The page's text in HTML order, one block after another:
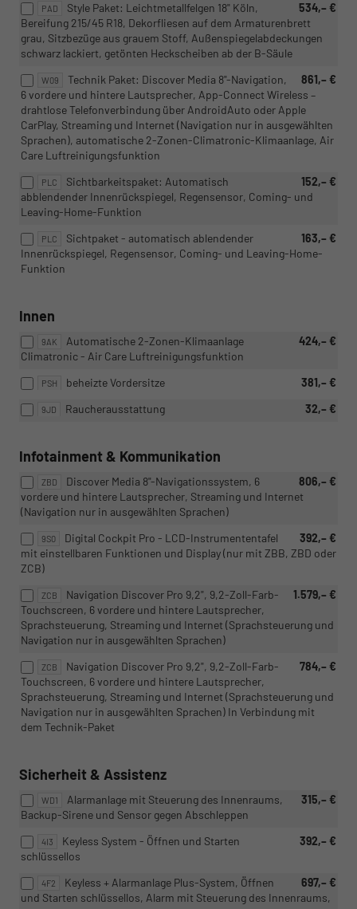
PAD 534,– €
Style Paket: Leichtmetallfelgen 18" Köln,
Bereifung 215/45 R18, Dekorfliesen auf dem Armaturenbrett
grau, Sitzbezüge aus grauem Stoff, Außenspiegelabdeckungen
schwarz lackiert, getönten Heckscheiben ab der B-Säule
W09 861,– €
Technik Paket: Discover Media 8"-Navigation,
6 vordere und hintere Lautsprecher, App-Connect Wireless –
drahtlose Telefonverbindung über AndroidAuto oder Apple
CarPlay, Streaming und Internet (Navigation nur in ausgewählten
Sprachen), automatische 2-Zonen-Climatronic-Klimaanlage, Air
Care Luftreinigungsfunktion
PLC 152,– €
Sichtbarkeitspaket: Automatisch
abblendender Innenrückspiegel, Regensensor, Coming- und
Leaving-Home-Funktion
PLC 163,– €
Sichtpaket - automatisch ablendender
Innenrückspiegel, Regensensor, Coming- und Leaving-Home-
Funktion
Innen
9AK 424,– €
Automatische 2-Zonen-Klimaanlage
Climatronic - Air Care Luftreinigungsfunktion
PSH 381,– €
beheizte Vordersitze
9JD 32,– €
Raucherausstattung
Infotainment & Kommunikation
ZBD 806,– €
Discover Media 8"-Navigationssystem, 6
vordere und hintere Lautsprecher, Streaming und Internet
(Navigation nur in ausgewählten Sprachen)
9S0 392,– €
Digital Cockpit Pro - LCD-Instrumententafel
mit einstellbaren Funktionen und Display (nur mit ZBB, ZBD oder
ZCB)
ZCB 1.579,– €
Navigation Discover Pro 9,2", 9,2-Zoll-Farb-
Touchscreen, 6 vordere und hintere Lautsprecher,
Sprachsteuerung, Streaming und Internet (Sprachsteuerung und
Navigation nur in ausgewählten Sprachen)
ZCB 784,– €
Navigation Discover Pro 9,2", 9,2-Zoll-Farb-
Touchscreen, 6 vordere und hintere Lautsprecher,
Sprachsteuerung, Streaming und Internet (Sprachsteuerung und
Navigation nur in ausgewählten Sprachen) In Verbindung mit
dem Technik-Paket
Sicherheit & Assistenz
WD1 315,– €
Alarmanlage mit Steuerung des Innenraums,
Backup-Sirene und Sensor gegen Abschleppen
4I3 392,– €
Keyless System - Öffnen und Starten
schlüssellos
4F2 697,– €
Keyless + Alarmanlage Plus-System, Öffnen
und Starten schlüssellos, Alarm mit Steuerung des Innenraums,